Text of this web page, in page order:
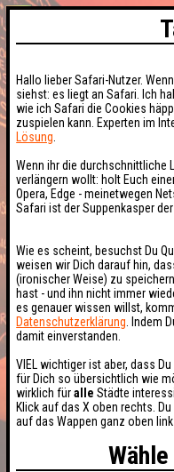
Hallo lieber Safari-Nutzer.
siehst: es liegt an Safari. Ich
wie ich Safari die Cookies
zuspielen kann. Experten im
Lösung
Wenn ihr die durchschnittliche
verlängern wollt: holt Euch
Opera, Edge - meinetwegen
Safari ist der Suppenkasper
Wie es scheint, besuchst Du
weisen wir Dich darauf hin,
(ironischer Weise) zu
hast - und ihn nicht immer
es genauer wissen willst,
Datenschutzerklärung . Indem
damit einverstanden.
VIEL wichtiger ist aber, dass
für Dich so übersichtlich wie
wirklich füralle Städte
Klick auf das X oben rechts.
auf das Wappen ganz oben